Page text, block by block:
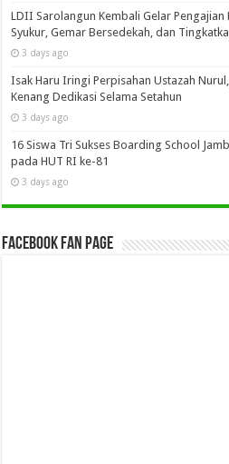
LDII Sarolangun Kembali Gelar Pengajian
Syukur, Gemar Bersedekah, dan
3 days ago
Isak Haru Iringi Perpisahan Ustazah
Kenang Dedikasi Selama Setahun
3 days ago
16 Siswa Tri Sukses Boarding School
pada HUT RI ke-81
3 days ago
Facebook Fan Page